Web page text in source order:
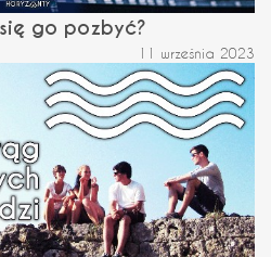
go pozbyć?
11 września 2023